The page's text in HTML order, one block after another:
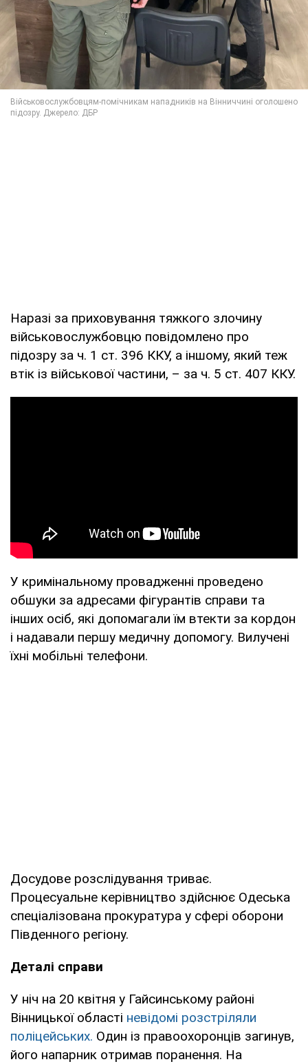
Наразі за приховування тяжкого злочину
військовослужбовцю повідомлено про
підозру за ч. 1 ст. 396 ККУ, а іншому, який теж
втік із військової частини, – за ч. 5 ст. 407 ККУ.
У кримінальному провадженні проведено
обшуки за адресами фігурантів справи та
інших осіб, які допомагали їм втекти за кордон
і надавали першу медичну допомогу. Вилучені
їхні мобільні телефони.
Досудове розслідування триває.
Процесуальне керівництво здійснює Одеська
спеціалізована прокуратура у сфері оборони
Південного регіону.
Деталі справи
У ніч на 20 квітня у Гайсинському районі
Вінницької області невідомі розстріляли
поліцейських. Один із правоохоронців загинув,
його напарник отримав поранення. На